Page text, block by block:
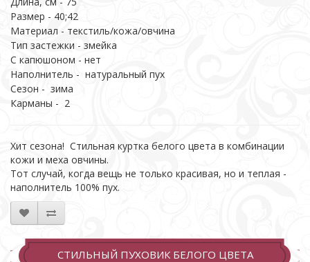
Размер - 40;42
Материал - текстиль/кожа/овчина
Тип застежки - змейка
С капюшоном - нет
Наполнитель - натуральный пух
Сезон - зима
Карманы - 2
Хит сезона! Стильная куртка белого цвета в комбинации
кожи и меха овчины.
Тот случай, когда вещь не только красивая, но и теплая -
наполнитель 100% пух.
СТИЛЬНЫЙ ПУХОВИК БЕЛОГО ЦВЕТА